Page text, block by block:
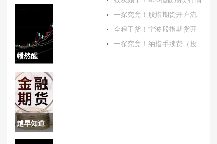
收入(原油
桶)
幡然醒
悟！南通
股指期货
开户保证
金(南通外
越早知道
越好！黄
析）
一探究竟！股指期货开户流
这一过程）
全程干货！宁波股指期货开
投资者顺利开启他们的投资
一探究竟！纳指手续费（投